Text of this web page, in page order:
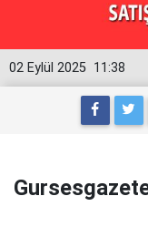
11:38
02 Eylül 2025